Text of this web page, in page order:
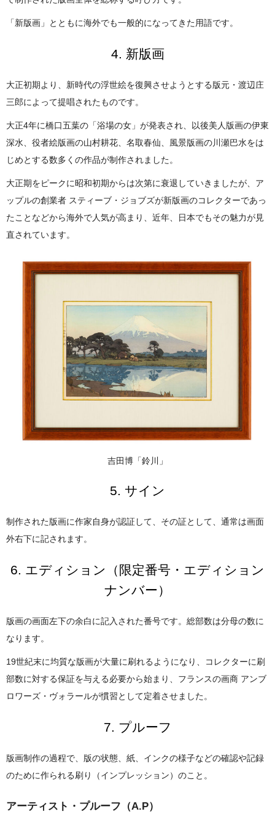
「新版画」とともに海外でも一般的になってきた用語です。
4. 新版画
大正初期より、新時代の浮世絵を復興させようとする版元・渡辺庄
三郎によって提唱されたものです。
大正4年に橋口五葉の「浴場の女」が発表され、以後美人版画の伊東
深水、役者絵版画の山村耕花、名取春仙、風景版画の川瀬巴水をは
じめとする数多くの作品が制作されました。
大正期をピークに昭和初期からは次第に衰退していきましたが、ア
ップルの創業者 スティーブ・ジョブズが新版画のコレクターであっ
たことなどから海外で人気が高まり、近年、日本でもその魅力が見
直されています。
吉田博「鈴川」
5. サイン
制作された版画に作家自身が認証して、その証として、通常は画面
外右下に記されます。
6. エディション（限定番号・エディション
ナンバー）
版画の画面左下の余白に記入された番号です。総部数は分母の数に
なります。
19世紀末に均質な版画が大量に刷れるようになり、コレクターに刷
部数に対する保証を与える必要から始まり、フランスの画商 アンブ
ロワーズ・ヴォラールが慣習として定着させました。
7. プルーフ
版画制作の過程で、版の状態、紙、インクの様子などの確認や記録
のために作られる刷り（インプレッション）のこと。
アーティスト・プルーフ（A.P）